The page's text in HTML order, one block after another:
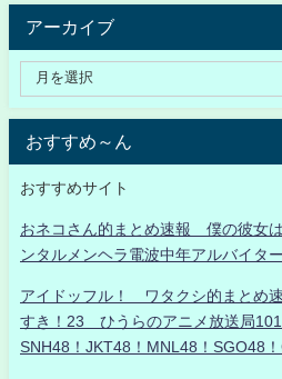
アーカイブ
おすすめ～ん
おすすめサイト
おネコさん的まとめ速報 僕の彼女
ンタルメンヘラ電波中年アルバイタ
アイドッフル！ ワタクシ的まとめ
すき！23 ひうらのアニメ放送局
SNH48！JKT48！MNL48！SGO48